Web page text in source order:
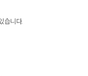
습니다.